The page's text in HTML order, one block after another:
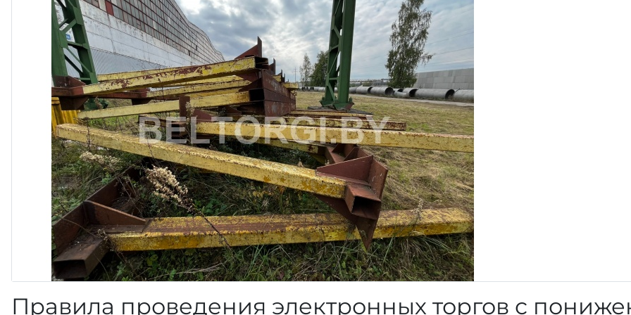
Правила проведения электронных торгов с